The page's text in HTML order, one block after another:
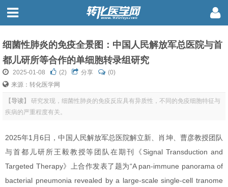
细菌性肺炎的免疫全景图：中国人民解放军总医院与首
都儿研所等合作的单细胞转录组研究
2025-01-08 (2) 分享
(0)
来源：转化医学网
【导读】
研究发现，细菌性肺炎的免疫反应具有异质性，不同的免疫细胞特征与
疾病的严重程度有关。
2025年1月6日，中国人民解放军总医院解立新、肖坤、曹彦教授团队
与首都儿研所王毅教授等团队在期刊《Signal Transduction and
Targeted Therapy》上合作发表了题为“A pan-immune panorama of
bacterial pneumonia revealed by a large-scale single-cell tranome